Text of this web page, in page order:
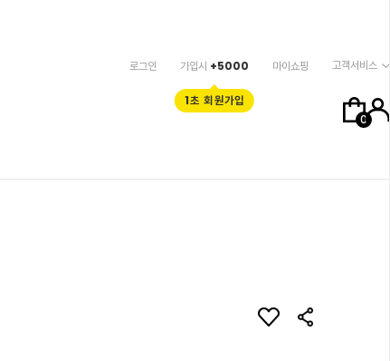
0
로그인 가입시 +5000
1초 회원가입
마이쇼핑 고객서비스